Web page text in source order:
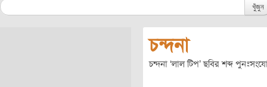
খুঁজুন
চন্দনা
চন্দনা ‘লাল টিপ’ ছবির শব্দ